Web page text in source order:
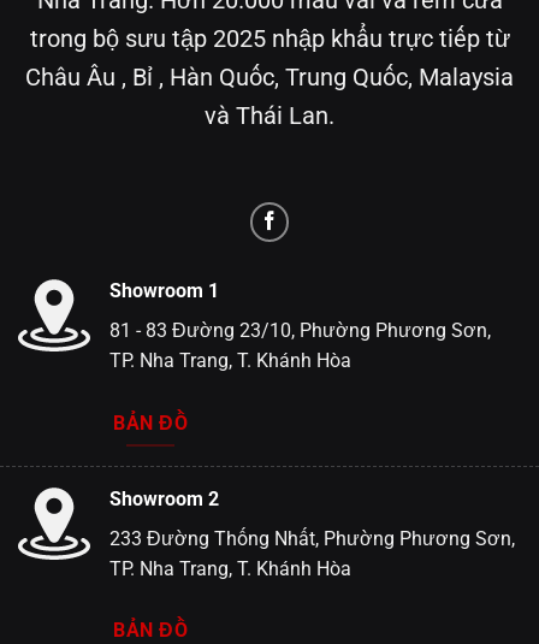
trong bộ sưu tập 2025 nhập khẩu trực tiếp từ
Châu Âu , Bỉ , Hàn Quốc, Trung Quốc, Malaysia
và Thái Lan.
Showroom 1
81 - 83 Đường 23/10, Phường Phương Sơn,
TP. Nha Trang, T. Khánh Hòa
BẢN ĐỒ
Showroom 2
233 Đường Thống Nhất, Phường Phương Sơn,
TP. Nha Trang, T. Khánh Hòa
BẢN ĐỒ